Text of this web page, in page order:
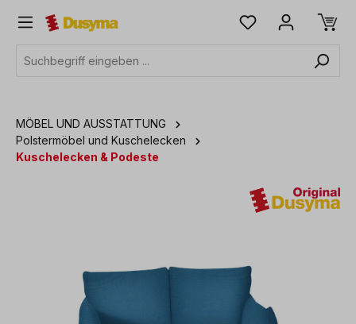
springen
MÖBEL UND AUSSTATTUNG
Polstermöbel und Kuschelecken
Kuschelecken & Podeste